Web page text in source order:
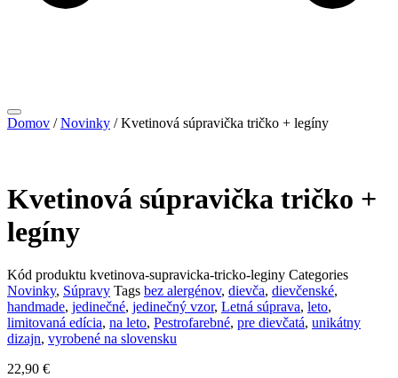
Domov /Novinky / Kvetinová súpravička tričko + legíny
Kvetinová súpravička tričko +
legíny
Kód produktu kvetinova-supravicka-tricko-leginy Categories
Novinky, Súpravy Tags bez alergénov, dievča, dievčenské,
handmade, jedinečné, jedinečný vzor, Letná súprava, leto,
limitovaná edícia, na leto, Pestrofarebné, pre dievčatá, unikátny
dizajn, vyrobené na slovensku
22,90 €